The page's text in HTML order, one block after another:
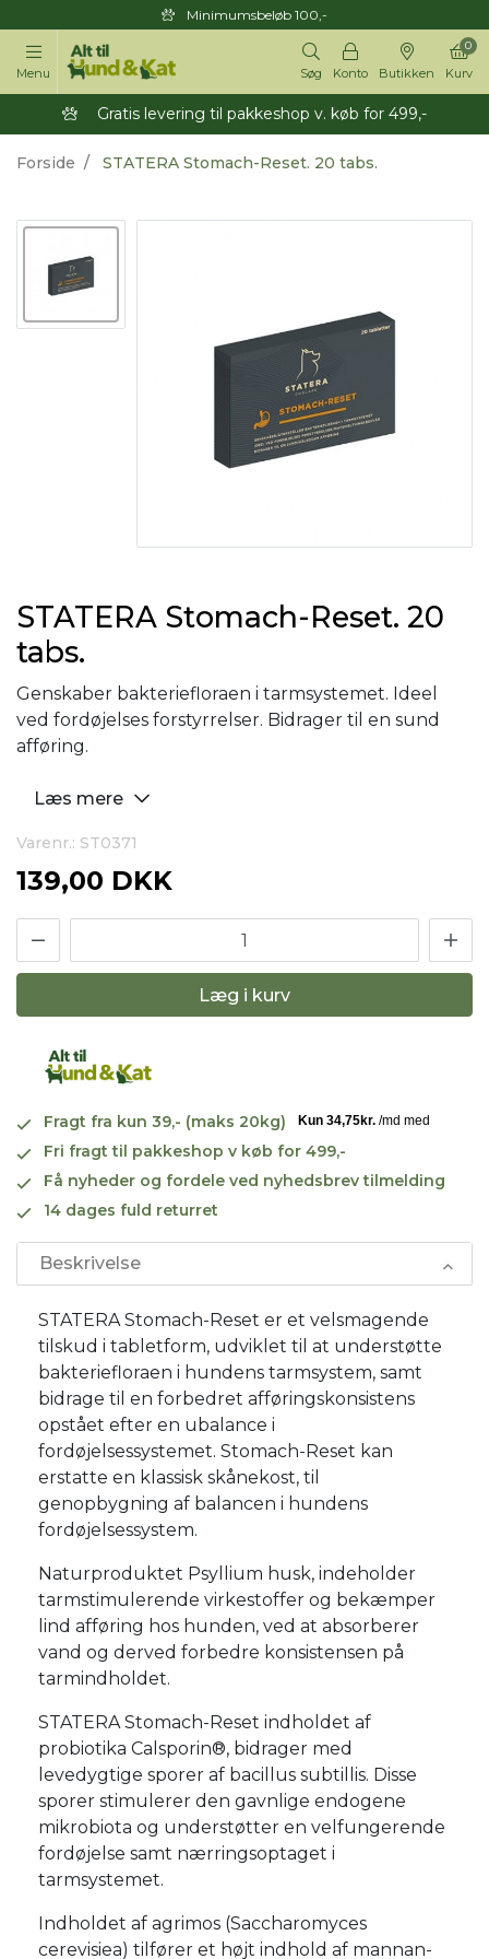
Minimumsbeløb 100,-
Menu Søg Konto Butikken Kurv
0
Gratis levering til pakkeshop v. køb for 499,-
Forside STATERA Stomach-Reset. 20 tabs.
STATERA Stomach-Reset. 20
tabs.
Genskaber bakteriefloraen i tarmsystemet. Ideel
ved fordøjelses forstyrrelser. Bidrager til en sund
afføring.
Læs mere
Varenr.: ST0371
139,00 DKK
Læg i kurv
Fragt fra kun 39,- (maks 20kg)
Fri fragt til pakkeshop v køb for 499,-
Få nyheder og fordele ved nyhedsbrev tilmelding
14 dages fuld returret
Beskrivelse
STATERA Stomach-Reset er et velsmagende
tilskud i tabletform, udviklet til at understøtte
bakteriefloraen i hundens tarmsystem, samt
bidrage til en forbedret afføringskonsistens
opstået efter en ubalance i
fordøjelsessystemet. Stomach-Reset kan
erstatte en klassisk skånekost, til
genopbygning af balancen i hundens
fordøjelsessystem.
Naturproduktet Psyllium husk, indeholder
tarmstimulerende virkestoffer og bekæmper
lind afføring hos hunden, ved at absorberer
vand og derved forbedre konsistensen på
tarmindholdet.
STATERA Stomach-Reset indholdet af
probiotika Calsporin®, bidrager med
levedygtige sporer af bacillus subtillis. Disse
sporer stimulerer den gavnlige endogene
mikrobiota og understøtter en velfungerende
fordøjelse samt nærringsoptaget i
tarmsystemet.
Indholdet af agrimos (Saccharomyces
cerevisiea) tilfører et højt indhold af mannan-